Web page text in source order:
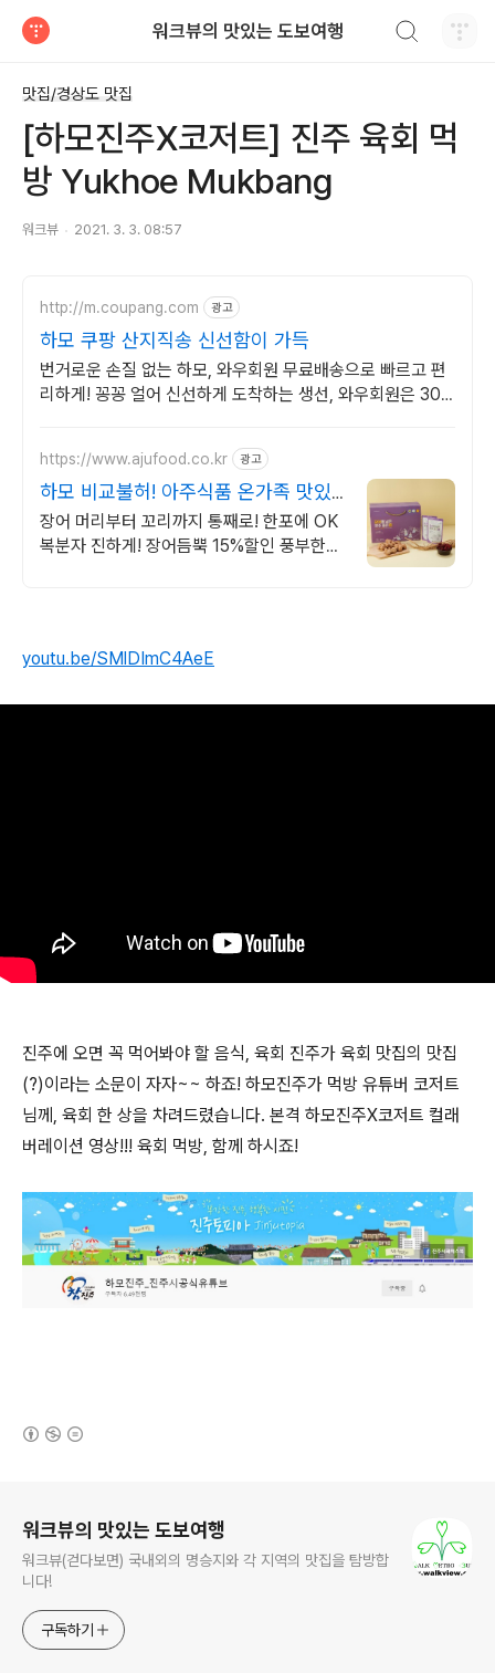
워크뷰의 맛있는 도보여행
맛집/경상도 맛집
[하모진주X코저트] 진주 육회 먹
방 Yukhoe Mukbang
워크뷰 2021. 3. 3. 08:57
http://m.coupang.com 광고
하모 쿠팡 산지직송 신선함이 가득
번거로운 손질 없는 하모, 와우회원 무료배송으로 빠르고 편
리하게! 꽁꽁 얼어 신선하게 도착하는 생선, 와우회원은 30
https://www.ajufood.co.kr 광고
하모 비교불허! 아주식품 온가족 맛있
는 장어즙
장어 머리부터 꼬리까지 통째로! 한포에 OK
복분자 진하게! 장어듬뿍 15%할인 풍부한
youtu.be/SMlDImC4AeE
진주에 오면 꼭 먹어봐야 할 음식, 육회 진주가 육회 맛집의 맛집
(?)이라는 소문이 자자~~ 하죠! 하모진주가 먹방 유튜버 코저트
님께, 육회 한 상을 차려드렸습니다. 본격 하모진주X코저트 컬래
버레이션 영상!!! 육회 먹방, 함께 하시죠!
워크뷰의 맛있는 도보여행
워크뷰(걷다보면) 국내외의 명승지와 각 지역의 맛집을 탐방합
니다!
구독하기